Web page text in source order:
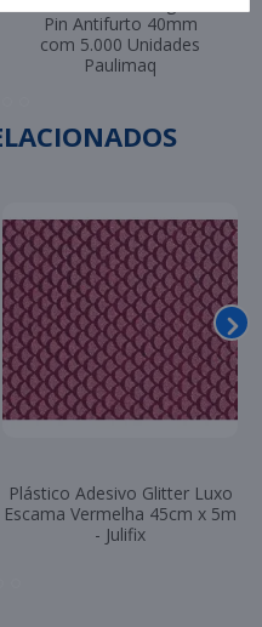
Pin Antifurto 40mm
com 5.000 Unidades
Paulimaq
Plástico Adesivo Glitter Luxo
Escama Vermelha 45cm x 5m
- Julifix